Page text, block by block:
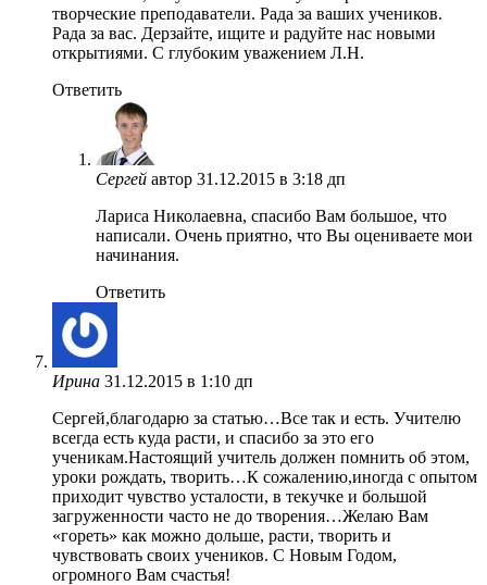
творческие преподаватели. Рада за ваших учеников.
Рада за вас. Дерзайте, ищите и радуйте нас новыми
открытиями. С глубоким уважением Л.Н.
Ответить
Сергей автор 31.12.2015 в 3:18 дп
Лариса Николаевна, спасибо Вам большое, что
написали. Очень приятно, что Вы оцениваете мои
начинания.
Ответить
Ирина 31.12.2015 в 1:10 дп
Сергей,благодарю за статью…Все так и есть. Учителю
всегда есть куда расти, и спасибо за это его
ученикам.Настоящий учитель должен помнить об этом,
уроки рождать, творить…К сожалению,иногда с опытом
приходит чувство усталости, в текучке и большой
загруженности часто не до творения…Желаю Вам
«гореть» как можно дольше, расти, творить и
чувствовать своих учеников. С Новым Годом,
огромного Вам счастья!